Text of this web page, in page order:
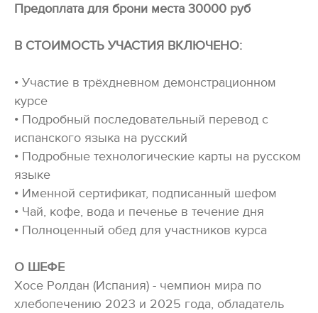
Предоплата для брони места 30000 руб
В СТОИМОСТЬ УЧАСТИЯ ВКЛЮЧЕНО:
• Участие в трёхдневном демонстрационном
курсе
• Подробный последовательный перевод с
испанского языка на русский
• Подробные технологические карты на русском
языке
• Именной сертификат, подписанный шефом
• Чай, кофе, вода и печенье в течение дня
• Полноценный обед для участников курса
О ШЕФЕ
Хосе Ролдан (Испания) - чемпион мира по
хлебопечению 2023 и 2025 года, обладатель